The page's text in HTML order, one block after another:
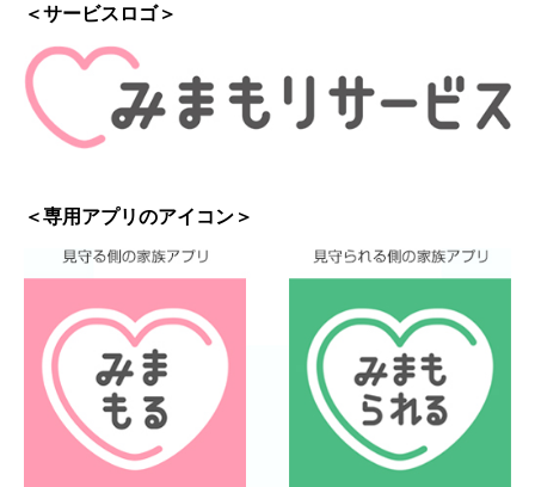
＜サービスロゴ＞
＜専用アプリのアイコン＞